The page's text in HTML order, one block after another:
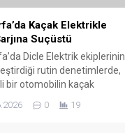
Kaçak Elektrikle
Suçüstü
Dicle Elektrik ekiplerinin
rutin denetimlerde,
bir otomobilin kaçak
Merkez Eyyübiye
0 19